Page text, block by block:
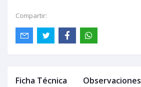
Compartir:
Ficha Técnica Observaciones